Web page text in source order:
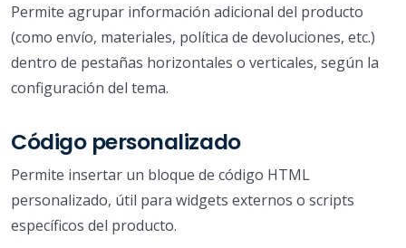
Permite agrupar información adicional del producto
(como envío, materiales, política de devoluciones, etc.)
dentro de pestañas horizontales o verticales, según la
configuración del tema.
Código personalizado
Permite insertar un bloque de código HTML
personalizado, útil para widgets externos o scripts
específicos del producto.